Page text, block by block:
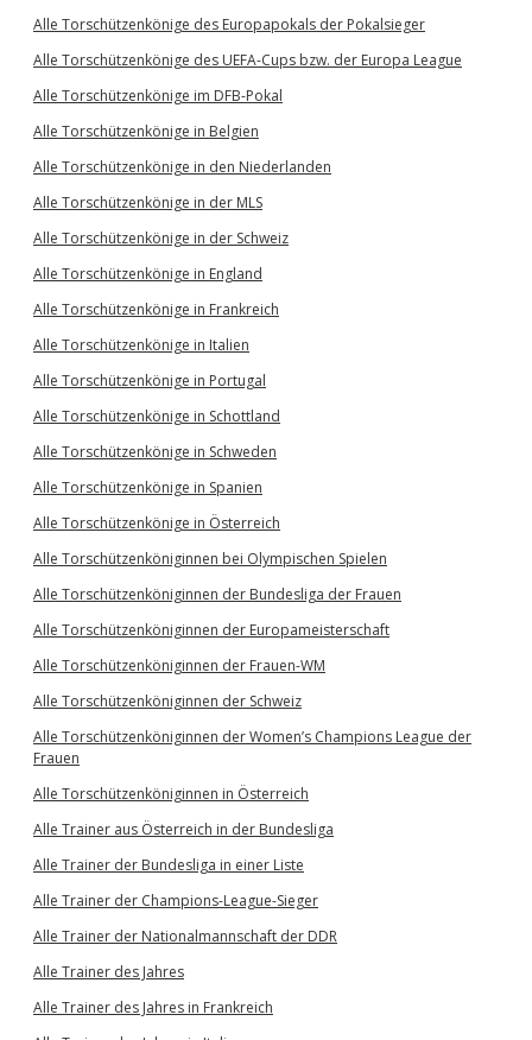
Alle Torschützenkönige des Europapokals der Pokalsieger
Alle Torschützenkönige des UEFA-Cups bzw. der Europa League
Alle Torschützenkönige im DFB-Pokal
Alle Torschützenkönige in Belgien
Alle Torschützenkönige in den Niederlanden
Alle Torschützenkönige in der MLS
Alle Torschützenkönige in der Schweiz
Alle Torschützenkönige in England
Alle Torschützenkönige in Frankreich
Alle Torschützenkönige in Italien
Alle Torschützenkönige in Portugal
Alle Torschützenkönige in Schottland
Alle Torschützenkönige in Schweden
Alle Torschützenkönige in Spanien
Alle Torschützenkönige in Österreich
Alle Torschützenköniginnen bei Olympischen Spielen
Alle Torschützenköniginnen der Bundesliga der Frauen
Alle Torschützenköniginnen der Europameisterschaft
Alle Torschützenköniginnen der Frauen-WM
Alle Torschützenköniginnen der Schweiz
Alle Torschützenköniginnen der Women’s Champions League der
Frauen
Alle Torschützenköniginnen in Österreich
Alle Trainer aus Österreich in der Bundesliga
Alle Trainer der Bundesliga in einer Liste
Alle Trainer der Champions-League-Sieger
Alle Trainer der Nationalmannschaft der DDR
Alle Trainer des Jahres
Alle Trainer des Jahres in Frankreich